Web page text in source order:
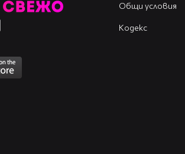
Общи условия
Кодекс